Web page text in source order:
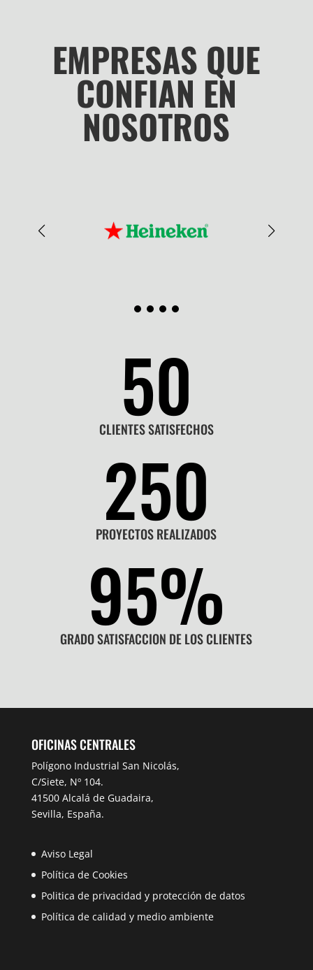
EMPRESAS QUE
CONFIAN EN
NOSOTROS
50
CLIENTES SATISFECHOS
250
PROYECTOS REALIZADOS
95%
GRADO SATISFACCION DE LOS CLIENTES
OFICINAS CENTRALES
Polígono Industrial San Nicolás,
C/Siete, Nº 104.
41500 Alcalá de Guadaira,
Sevilla, España.
Aviso Legal
Política de Cookies
Politica de privacidad y protección de datos
Política de calidad y medio ambiente